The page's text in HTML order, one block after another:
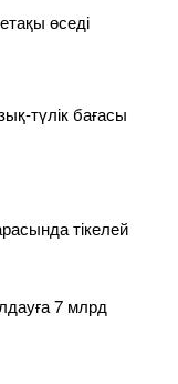
өседі
түлік бағасы
тікелей
7 млрд